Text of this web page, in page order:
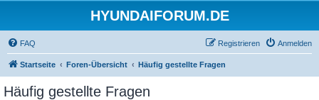
HYUNDAIFORUM.DE
FAQ Anmelden
Registrieren
Startseite Foren-Übersicht Häufig gestellte Fragen
Häufig gestellte Fragen